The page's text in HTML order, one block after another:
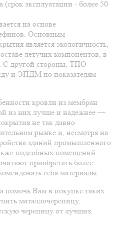
(срок эксплуатации - более 50
на основе
Основным
является экологичность,
летучих компонентов, в
С другой стороны, ТПО
и ЭПДМ по показателям
кровли из мембран
из них лучше и надежнее —
не так давно
рынке и, несмотря на
зданий промышленного
подсобных помещений
приобретать более
себя материалы.
помочь Вам в покупке таких
маталлочерепицу,
черепицу от лучших